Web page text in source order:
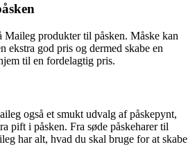
produkter til påsken. Måske kan
god pris og dermed skabe en
til en fordelagtig pris.
også et smukt udvalg af påskepynt,
pift i påsken. Fra søde påskeharer til
har alt, hvad du skal bruge for at skabe